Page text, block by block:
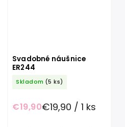
Svadobné náušnice
ER244
Skladom (5 ks)
€19,90€19,90 / 1 ks